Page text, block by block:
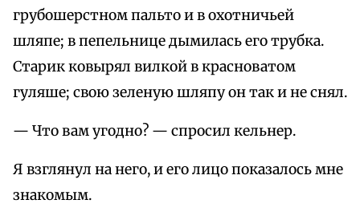
грубошерстном пальто и в охотничьей
шляпе; в пепельнице дымилась его трубка.
Старик ковырял вилкой в красноватом
гуляше; свою зеленую шляпу он так и не снял.
— Что вам угодно? — спросил кельнер.
Я взглянул на него, и его лицо показалось мне
знакомым.